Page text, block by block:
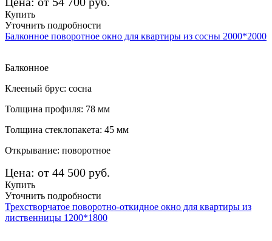
Купить
Уточнить подробности
Балконное поворотное окно для квартиры из сосны 2000*2000
Балконное
Клееный брус: сосна
Толщина профиля: 78 мм
Толщина стеклопакета: 45 мм
Открывание: поворотное
Цена: от 44 500 руб.
Купить
Уточнить подробности
Трехстворчатое поворотно-откидное окно для квартиры из
лиственницы 1200*1800